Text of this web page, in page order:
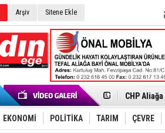
Arşiv Sitene Ekle
İzmir'in
Çağrısı
Onat
Menemen
Aliağa'da
EKONOMİ POLİTİKA TARIM ÇEVRE